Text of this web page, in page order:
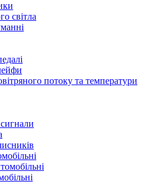
світла
потоку та температури